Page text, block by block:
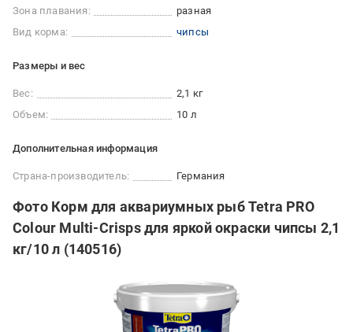
Зона плавания:
разная
Вид корма:
чипсы
Размеры и вес
Вес:
2,1 кг
Объем:
10 л
Дополнительная информация
Страна-производитель: Германия
Фото Корм для аквариумных рыб Tetra PRO
Colour Multi-Crisps для яркой окраски чипсы 2,1
кг/10 л (140516)